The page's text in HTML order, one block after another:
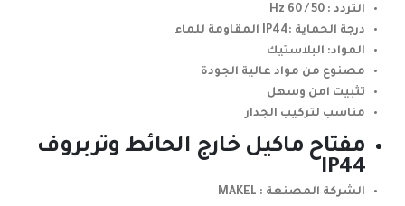
التردد : 50 / 60 Hz
درجة الحماية :IP44 المقاومة للماء
المواد: البلاستيك
مصنوع من مواد عالية الجودة
تثبيت امن وسهل
مناسب لتركيب الجدار
مفتاح ماكيل خارج الحائط وتربروف
IP44
الشركة المصنعة : MAKEL